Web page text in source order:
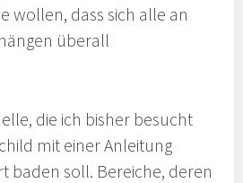
wollen, dass sich alle an
überall
die ich bisher besucht
mit einer Anleitung
baden soll. Bereiche, deren